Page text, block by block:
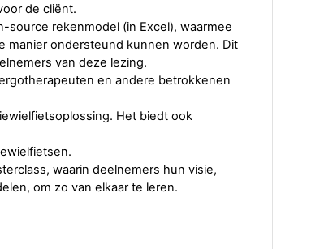
de cliënt.
rekenmodel (in Excel), waarmee
manier ondersteund kunnen worden. Dit
van deze lezing.
en andere betrokkenen
Het biedt ook
waarin deelnemers hun visie,
om zo van elkaar te leren.